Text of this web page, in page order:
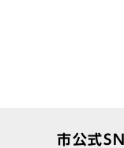
市公式